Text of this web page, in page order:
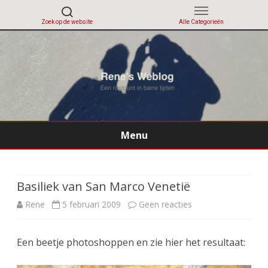
Menu
Ga
de
inhoud
Basiliek van San Marco Venetië
Rene 5 februari 2009 Geen reacties
van
Een beetje photoshoppen en zie hier het resultaat: